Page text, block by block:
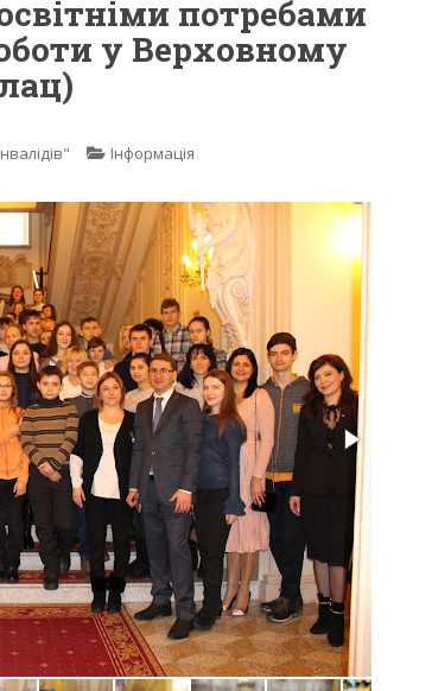
потребами
у Верховному
Інформація